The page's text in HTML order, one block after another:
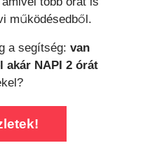
működésedből.
a segítség: van
akár NAPI 2 órát